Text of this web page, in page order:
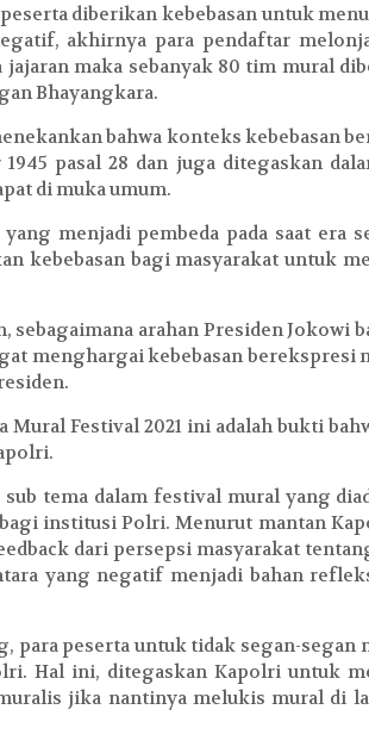
diberikan kebebasan untuk
akhirnya para pendaftar
maka sebanyak 80 tim mural
Bhayangkara.
bahwa konteks kebebasan
pasal 28 dan juga ditegaskan
di muka umum.
menjadi pembeda pada saat era
kebebasan bagi masyarakat untuk
arahan Presiden Jokowi
menghargai kebebasan berekspresi
Mural Festival 2021 ini adalah bukti
tema dalam festival mural yang
institusi Polri. Menurut mantan
dari persepsi masyarakat
yang negatif menjadi bahan
para peserta untuk tidak segan-segan
Hal ini, ditegaskan Kapolri untuk
jika nantinya melukis mural di